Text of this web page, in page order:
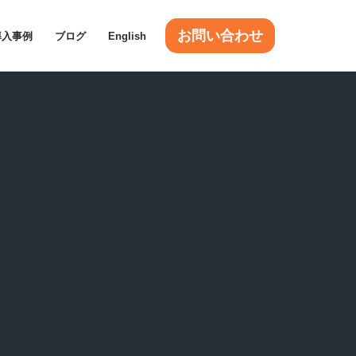
事例 ブログ English お問い合わせ